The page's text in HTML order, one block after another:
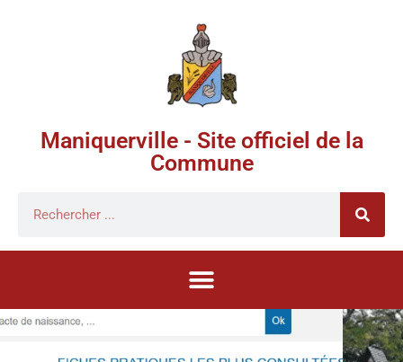
Maniquerville - Site officiel de la
Commune